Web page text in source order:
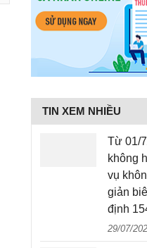
TIN XEM NHIỀU
Từ 01/
không
vụ
giản
định
29/07/